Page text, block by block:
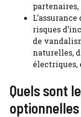
risques
de
naturelles,
électriques,
Quels sont
optionnelles